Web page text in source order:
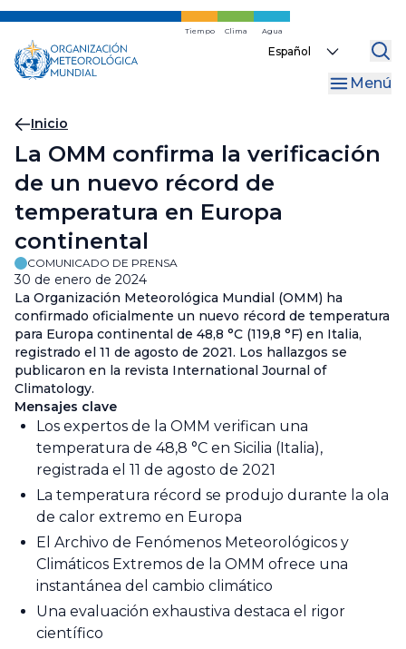
Ir
contenido
principal
Tiempo Clima Agua
Select
Menú
Migas
de
pan
Inicio
La OMM confirma la verificación
de un nuevo récord de
temperatura en Europa
continental
COMUNICADO DE PRENSA
30 de enero de 2024
La Organización Meteorológica Mundial (OMM) ha
confirmado oficialmente un nuevo récord de temperatura
para Europa continental de 48,8 °C (119,8 °F) en Italia,
registrado el 11 de agosto de 2021. Los hallazgos se
publicaron en la revista International Journal of
Climatology.
Mensajes clave
Los expertos de la OMM verifican una
temperatura de 48,8 °C en Sicilia (Italia),
registrada el 11 de agosto de 2021
La temperatura récord se produjo durante la ola
de calor extremo en Europa
El Archivo de Fenómenos Meteorológicos y
Climáticos Extremos de la OMM ofrece una
instantánea del cambio climático
Una evaluación exhaustiva destaca el rigor
científico